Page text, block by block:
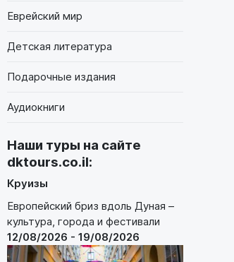
Еврейский мир
Детская литература
Подарочные издания
Аудиокниги
Наши туры на сайте
dktours.co.il:
Круизы
Европейский бриз вдоль Дуная –
культура, города и фестивали
12/08/2026 - 19/08/2026